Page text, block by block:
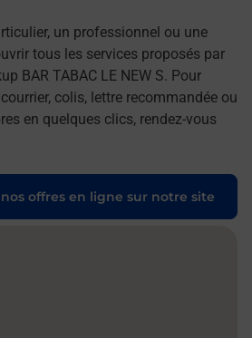
un professionnel ou une
tous les services proposés par
BAR TABAC LE NEW S. Pour
colis, lettre recommandée ou
en quelques clics, rendez-vous
offres en ligne sur notre site